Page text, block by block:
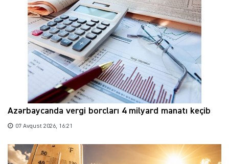
Azərbaycanda vergi borcları 4 milyard manatı keçib
07 Avqust 2026, 16:21